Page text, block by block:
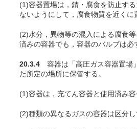
(1)容器置場は，錆・腐食を防止す
ないようにして，腐食物質を近くに
(2)水分，異物等の混入による腐食
済みの容器でも，容器のバルブは必
20.3.4 容器は「高圧ガス容器置場
た所定の場所に保管する。
(1)容器は，充てん容器と使用済み容
(2)種類の異なるガスの容器は区分し